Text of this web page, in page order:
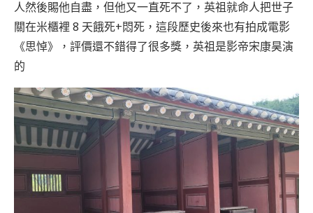
人然後賜他自盡，但他又一直死不了，英祖就命人把世子
關在米櫃裡 8 天餓死+悶死，這段歷史後來也有拍成電影
《思悼》，評價還不錯得了很多獎，英祖是影帝宋康昊演
的